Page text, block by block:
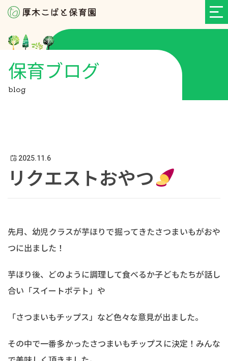
保育ブログ
blog
2025.11.6
リクエストおやつ
先月、幼児クラスが芋ほりで掘ってきたさつまいもがおや
つに出ました！
芋ほり後、どのように調理して食べるか子どもたちが話し
合い「スイートポテト」や
「さつまいもチップス」など色々な意見が出ました。
その中で一番多かったさつまいもチップスに決定！みんな